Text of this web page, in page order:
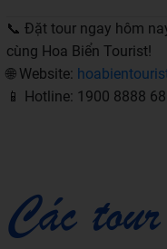
📞 Đặt tour ngay hôm
cùng Hoa Biển Tourist!
🌐 Website:
📱 Hotline: 1900 8888 68
Các